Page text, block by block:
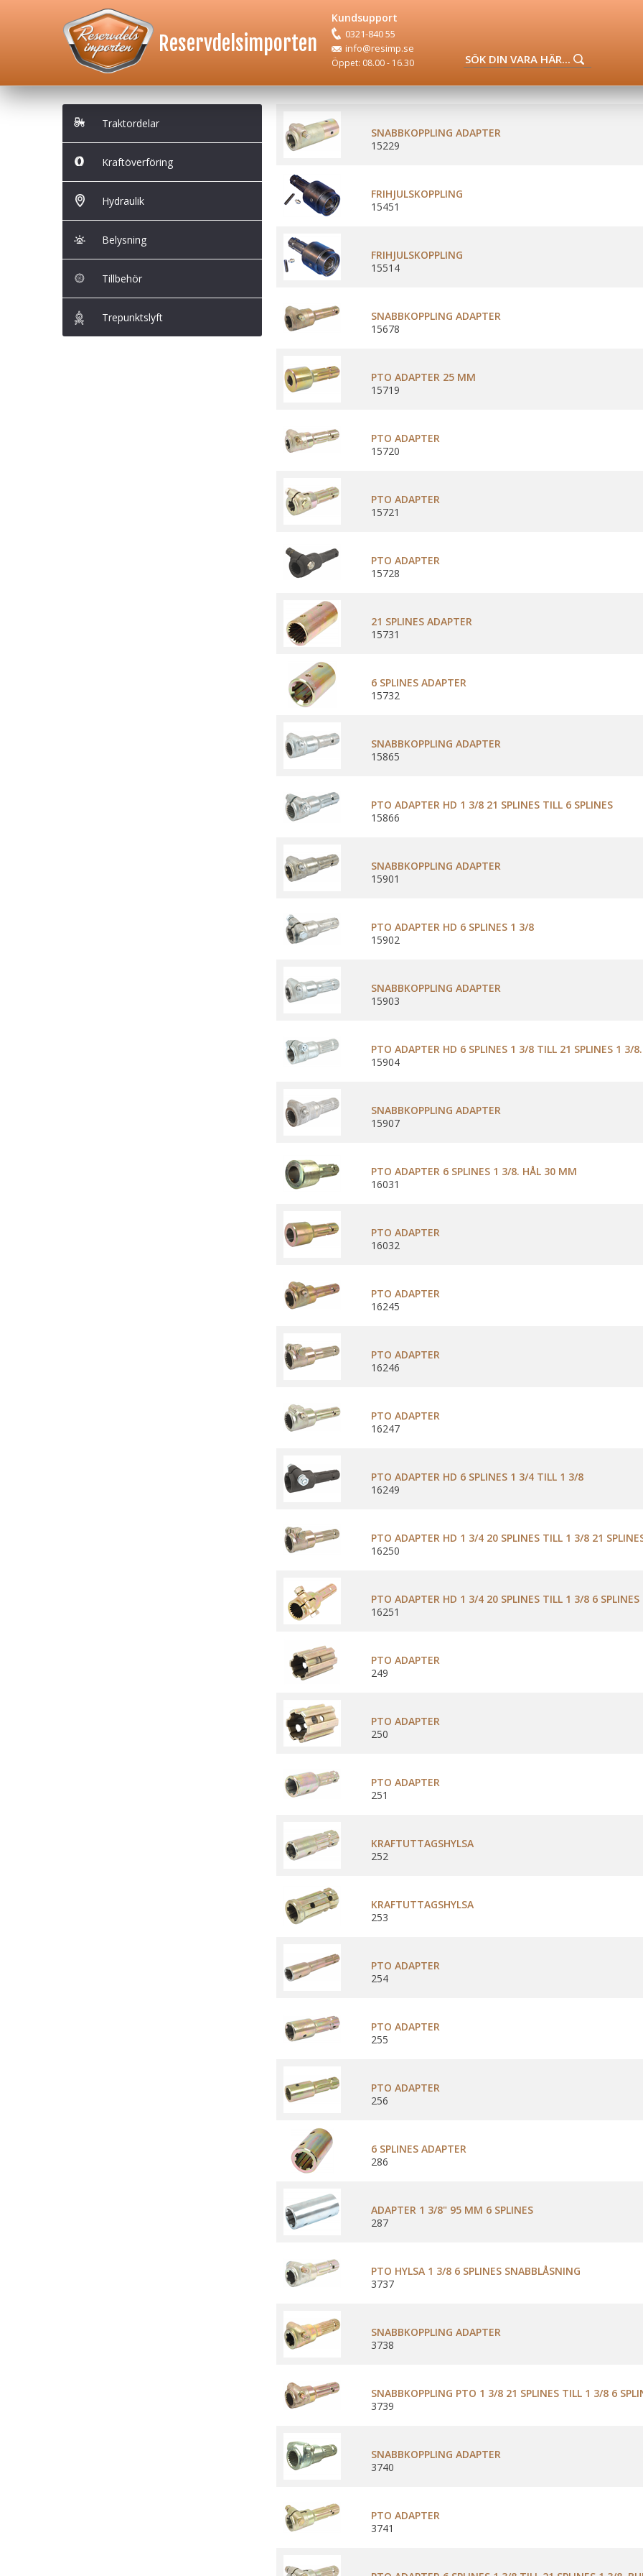
Kundsupport
0321-840 55
info@resimp.se
Öppet: 08.00 - 16.30
Reservdelsimporten
Traktordelar
Kraftöverföring
Hydraulik
Belysning
Tillbehör
Trepunktslyft
SNABBKOPPLING ADAPTER
15229
FRIHJULSKOPPLING
15451
FRIHJULSKOPPLING
15514
SNABBKOPPLING ADAPTER
15678
PTO ADAPTER 25 MM
15719
PTO ADAPTER
15720
PTO ADAPTER
15721
PTO ADAPTER
15728
21 SPLINES ADAPTER
15731
6 SPLINES ADAPTER
15732
SNABBKOPPLING ADAPTER
15865
PTO ADAPTER HD 1 3/8 21 SPLINES TILL 6 SPLINES
15866
SNABBKOPPLING ADAPTER
15901
PTO ADAPTER HD 6 SPLINES 1 3/8
15902
SNABBKOPPLING ADAPTER
15903
PTO ADAPTER HD 6 SPLINES 1 3/8 TILL 21 SPLINES 1 3/
15904
SNABBKOPPLING ADAPTER
15907
PTO ADAPTER 6 SPLINES 1 3/8. HÅL 30 MM
16031
PTO ADAPTER
16032
PTO ADAPTER
16245
PTO ADAPTER
16246
PTO ADAPTER
16247
PTO ADAPTER HD 6 SPLINES 1 3/4 TILL 1 3/8
16249
PTO ADAPTER HD 1 3/4 20 SPLINES TILL 1 3/8 21
16250
PTO ADAPTER HD 1 3/4 20 SPLINES TILL 1 3/8 6 SPLINES
16251
PTO ADAPTER
249
PTO ADAPTER
250
PTO ADAPTER
251
KRAFTUTTAGSHYLSA
252
KRAFTUTTAGSHYLSA
253
PTO ADAPTER
254
PTO ADAPTER
255
PTO ADAPTER
256
6 SPLINES ADAPTER
286
ADAPTER 1 3/8" 95 MM 6 SPLINES
287
PTO HYLSA 1 3/8 6 SPLINES SNABBLÅSNING
3737
SNABBKOPPLING ADAPTER
3738
SNABBKOPPLING PTO 1 3/8 21 SPLINES TILL 1 3/8 6
3739
SNABBKOPPLING ADAPTER
3740
PTO ADAPTER
3741